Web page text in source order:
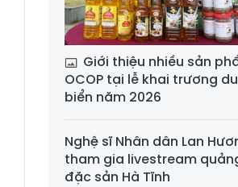
Giới thiệu nhiều sản
OCOP tại lễ khai trương
biển năm 2026
Nghệ sĩ Nhân dân Lan
tham gia livestream
đặc sản Hà Tĩnh